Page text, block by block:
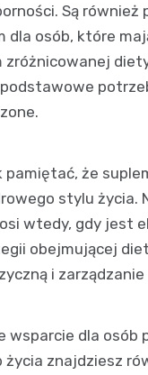
Są również
dla osób, które
zróżnicowanej
pamiętać, że
stylu życia.
wtedy, gdy jest
obejmującej
i
wsparcie dla osób
znajdziesz